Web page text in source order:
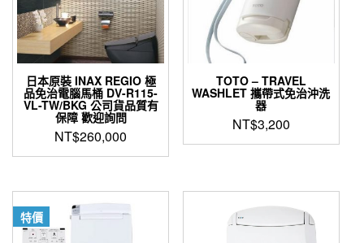
日本原裝 INAX REGIO 極
品免治電腦馬桶 DV-R115-
VL-TW/BKG 公司貨品質有
保障 歡迎詢問
NT$260,000
TOTO – TRAVEL
WASHLET 攜帶式免治沖洗
器
NT$3,200
特價